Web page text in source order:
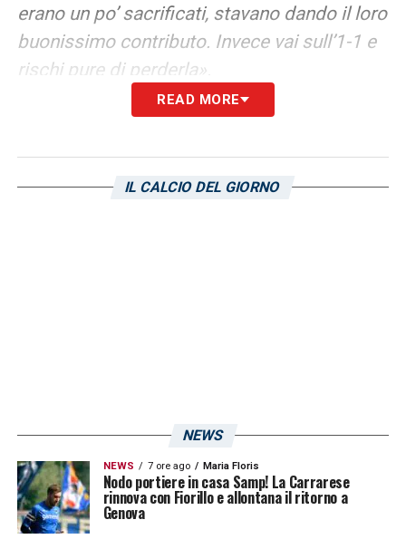
erano un po’ sacrificati, stavano dando il loro
buonissimo contributo. Invece vai sull’1-1 e
rischi pure di perderla».
POSSIBILITÀ – «La squadra ha dimostrato,
problemi di spogliatoio che qualche tempo
riserva in panchina è il ragazzino Askildsen e
giochi contro la seconda in classifica non è
proprio il massimo della vita, onestamente lì
c’è un po’ di lacuna. Da questo punto di vista
READ MORE
IL CALCIO DEL GIORNO
NEWS
NEWS 7 ore ago Maria Floris
Nodo portiere in casa Samp! La Carrarese
rinnova con Fiorillo e allontana il ritorno a
Genova